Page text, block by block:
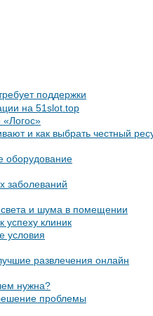
поддержки
на 51slot.top
и как выбрать честный
оборудование
заболеваний
света и шума в помещении
клиник
условия
развлечения онлайн
нужна?
проблемы